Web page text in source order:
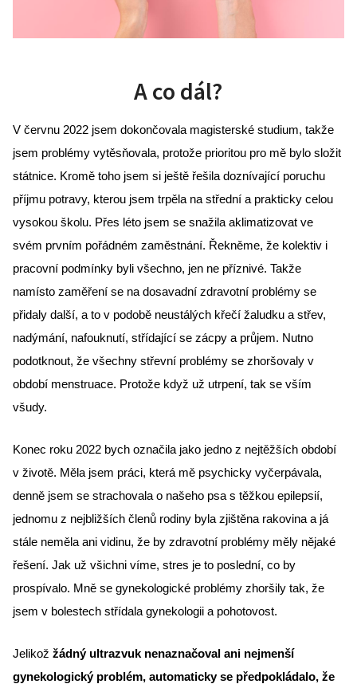
A co dál?
V červnu 2022 jsem dokončovala magisterské studium, takže
jsem problémy vytěsňovala, protože prioritou pro mě bylo složit
státnice. Kromě toho jsem si ještě řešila doznívající poruchu
příjmu potravy, kterou jsem trpěla na střední a prakticky celou
vysokou školu. Přes léto jsem se snažila aklimatizovat ve
svém prvním pořádném zaměstnání. Řekněme, že kolektiv i
pracovní podmínky byli všechno, jen ne příznivé. Takže
namísto zaměření se na dosavadní zdravotní problémy se
přidaly další, a to v podobě neustálých křečí žaludku a střev,
nadýmání, nafouknutí, střídající se zácpy a průjem. Nutno
podotknout, že všechny střevní problémy se zhoršovaly v
období menstruace. Protože když už utrpení, tak se vším
všudy.
Konec roku 2022 bych označila jako jedno z nejtěžších období
v životě. Měla jsem práci, která mě psychicky vyčerpávala,
denně jsem se strachovala o našeho psa s těžkou epilepsií,
jednomu z nejbližších členů rodiny byla zjištěna rakovina a já
stále neměla ani vidinu, že by zdravotní problémy měly nějaké
řešení. Jak už všichni víme, stres je to poslední, co by
prospívalo. Mně se gynekologické problémy zhoršily tak, že
jsem v bolestech střídala gynekologii a pohotovost.
Jelikož žádný ultrazvuk nenaznačoval ani nejmenší
gynekologický problém, automaticky se předpokládalo, že